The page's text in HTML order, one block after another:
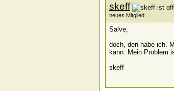
skeff
neues Mitglied
Salve,
doch, den habe ich.
kann. Mein Problem
skeff